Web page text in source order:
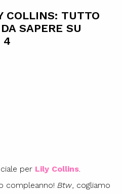
COLLINS: TUTTO
SAPERE SU
4
per Lily Collins
compleanno! Btw , cogliamo